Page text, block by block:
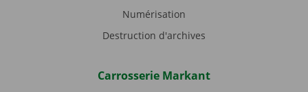
Numérisation
Destruction d'archives
Carrosserie Markant